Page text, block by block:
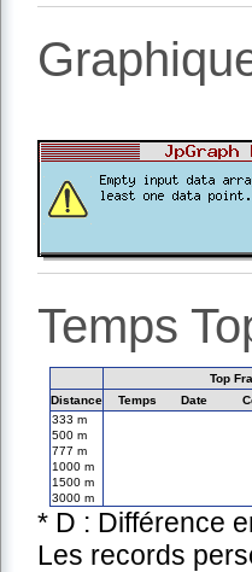
Temps
Top
Distance
Temps Date
333 m
500 m
777 m
1000 m
1500 m
3000 m
* D : Différence
Les records